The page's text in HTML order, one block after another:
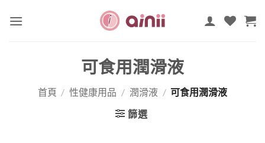
可食用潤滑液
首頁 / 性健康用品 / 潤滑液 / 可食用潤滑液
篩選